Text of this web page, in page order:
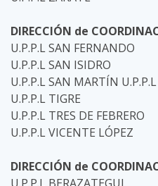
DIRECCIÓN de
U.P.P.L SAN FERNANDO
U.P.P.L SAN ISIDRO
U.P.P.L SAN MARTÍN
U.P.P.L TIGRE
U.P.P.L TRES DE FEBRERO
U.P.P.L VICENTE LÓPEZ
DIRECCIÓN de